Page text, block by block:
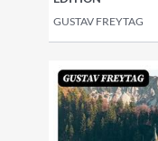
GUSTAV FREYTAG